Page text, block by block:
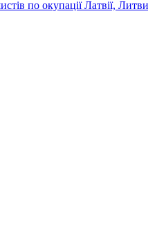
по окупації Латвії,